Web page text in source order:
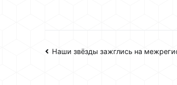
Навигация
Наши звёзды зажглись на